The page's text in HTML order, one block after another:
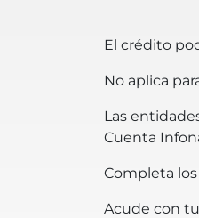
El crédito
No aplica
Las
Cuenta
Completa
Acude con